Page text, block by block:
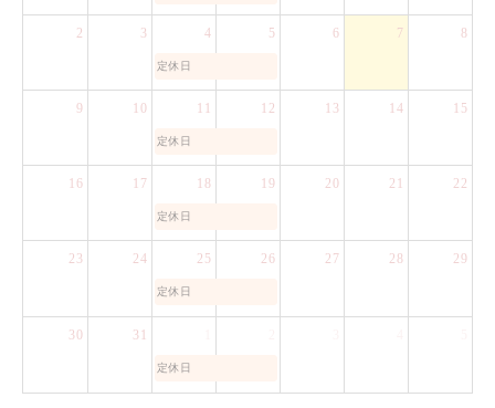
2 3 4
定休日
5 6 7 8
9 10 11
定休日
12 13 14 15
16 17 18
定休日
19 20 21 22
23 24 25
定休日
26 27 28 29
30 31
定休日